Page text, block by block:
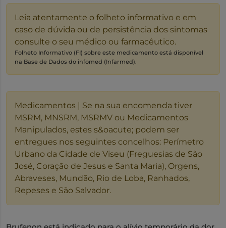
Leia atentamente o folheto informativo e em
caso de dúvida ou de persistência dos sintomas
consulte o seu médico ou farmacêutico.
Folheto Informativo (FI) sobre este medicamento está disponível
na Base de Dados do infomed (Infarmed).
Medicamentos | Se na sua encomenda tiver
MSRM, MNSRM, MSRMV ou Medicamentos
Manipulados, estes s&oacute; podem ser
entregues nos seguintes concelhos: Perímetro
Urbano da Cidade de Viseu (Freguesias de São
José, Coração de Jesus e Santa Maria), Orgens,
Abraveses, Mundão, Rio de Loba, Ranhados,
Repeses e São Salvador.